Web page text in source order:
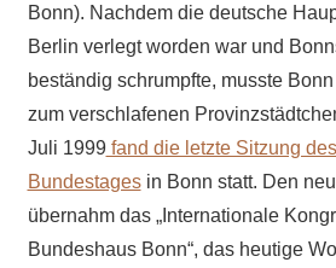
Bonn). Nachdem die deutsche
Berlin verlegt worden war und
beständig schrumpfte, musste
zum verschlafenen
Juli 1999fand die letzte Sitzung
Bundestagesin Bonn statt. Den
übernahm das „Internationale
Bundeshaus Bonn“, das heutige